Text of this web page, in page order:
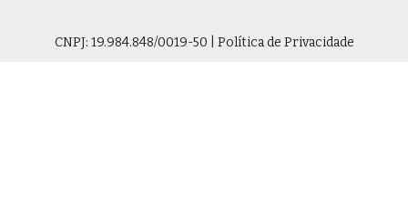
CNPJ: 19.984.848/0019-50 | Política de Privacidade